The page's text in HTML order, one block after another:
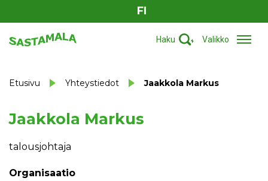
FI
Haku Valikko
Etusivu Yhteystiedot Jaakkola Markus
Jaakkola Markus
talousjohtaja
Organisaatio